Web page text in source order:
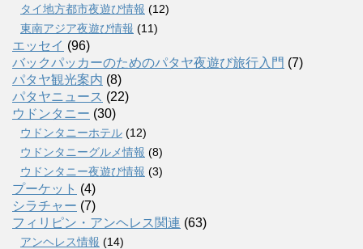
タイ地方都市夜遊び情報 (12)
東南アジア夜遊び情報 (11)
エッセイ (96)
バックパッカーのためのパタヤ夜遊び旅行入門 (7)
パタヤ観光案内 (8)
パタヤニュース (22)
ウドンタニー (30)
ウドンタニーホテル (12)
ウドンタニーグルメ情報 (8)
ウドンタニー夜遊び情報 (3)
プーケット (4)
シラチャー (7)
フィリピン・アンヘレス関連 (63)
アンヘレス情報 (14)